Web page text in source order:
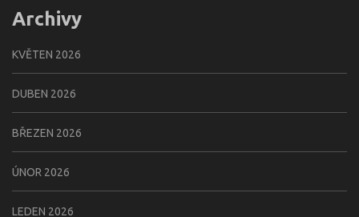
Archivy
KVĚTEN 2026
DUBEN 2026
BŘEZEN 2026
ÚNOR 2026
LEDEN 2026